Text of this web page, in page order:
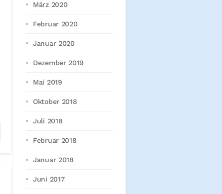
März 2020
Februar 2020
Januar 2020
Dezember 2019
Mai 2019
Oktober 2018
Juli 2018
Februar 2018
Januar 2018
Juni 2017